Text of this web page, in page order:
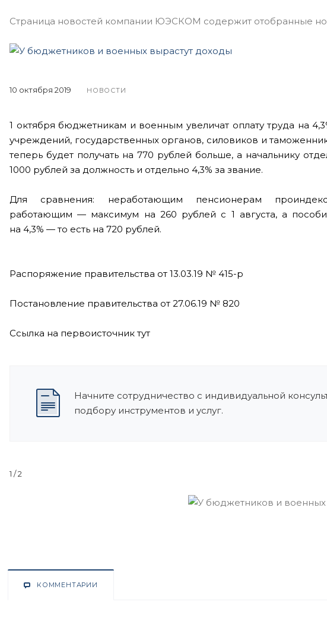
Страница новостей компании ЮЭСКОМ содержит отобранные
10 октября 2019 НОВОСТИ
1 октября бюджетникам и военным увеличат оплату труда на
учреждений, государственных органов, силовиков и
теперь будет получать на 770 рублей больше, а начальнику
1000 рублей за должность и отдельно 4,3% за звание.
Для сравнения: неработающим пенсионерам
работающим — максимум на 260 рублей с 1 августа, а
на 4,3% —то есть на 720 рублей.
Распоряжение правительства от 13.03.19 № 415-р
Постановление правительства от 27.06.19 № 820
Ссылка на первоисточник тут
Начните сотрудничество с индивидуальной
подбору инструментов и услуг.
1 / 2
КОММЕНТАРИИ